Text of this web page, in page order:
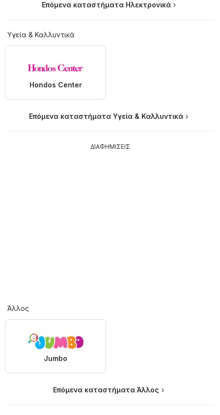
Επόμενα καταστήματα Hλεκτρονικά
Υγεία & Καλλυντικά
Hondos Center
Επόμενα καταστήματα Υγεία & Καλλυντικά
ΔΙΑΦΗΜΙΣΕΙΣ
Άλλος
Jumbo
Επόμενα καταστήματα Άλλος